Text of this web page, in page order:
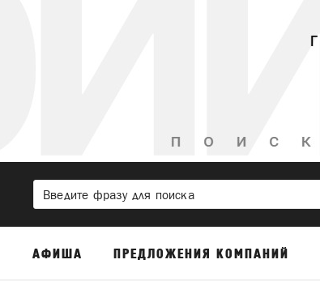
АФИША ПРЕДЛОЖЕНИЯ КОМПАНИЙ